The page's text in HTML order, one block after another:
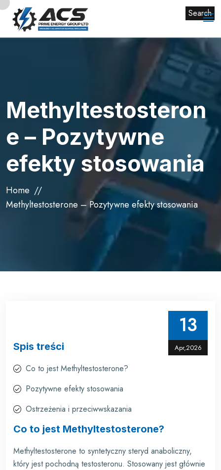
Methyltestosteron
e – Pozytywne
efekty stosowania
Home
Methyltestosterone – Pozytywne efekty stosowania
13
Apr,2026
Spis treści
Co to jest Methyltestosterone?
Pozytywne efekty stosowania
Ostrzeżenia i przeciwwskazania
Co to jest Methyltestosterone?
Methyltestosterone to syntetyczny steryd anaboliczny,
który jest pochodną testosteronu. Stosowany jest głównie
Search